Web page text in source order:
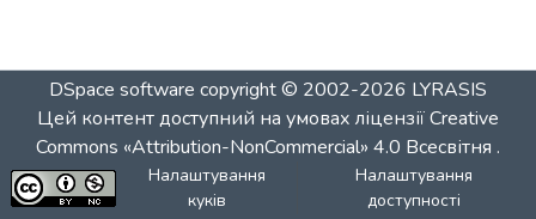
DSpace software copyright © 2002-2026 LYRASIS
Цей контент доступний на умовах ліцензіїCreative
Commons «Attribution-NonCommercial» 4.0 Всесвітня .
Налаштування
куків
Налаштування
доступності